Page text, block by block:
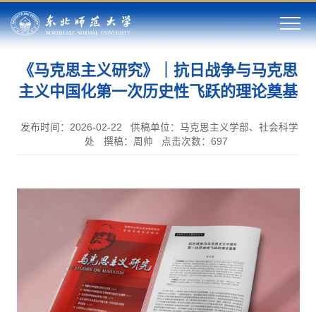
《马克思主义研究》｜抗日战争与马克思
主义中国化第一次历史性飞跃的理论奠基
发布时间：2026-02-22
供稿单位：马克思主义学部、社会科学
处
撰稿：周帅 点击次数：697